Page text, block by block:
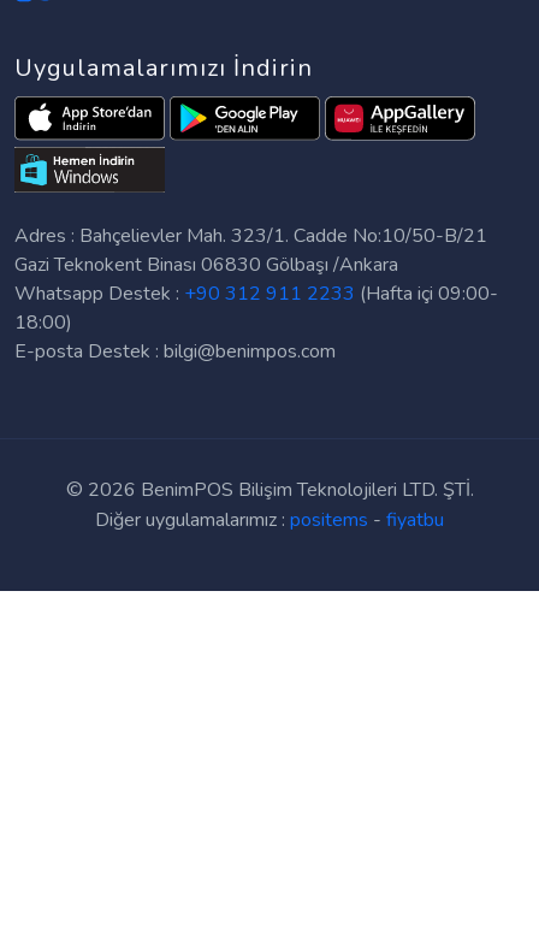
Uygulamalarımızı İndirin
Adres : Bahçelievler Mah. 323/1. Cadde No:10/50-B/21
Gazi Teknokent Binası 06830 Gölbaşı /Ankara
Whatsapp Destek : +90 312 911 2233 (Hafta içi 09:00-
18:00)
E-posta Destek : bilgi@benimpos.com
© 2026 BenimPOS Bilişim Teknolojileri LTD. ŞTİ.
Diğer uygulamalarımız : positems - fiyatbu